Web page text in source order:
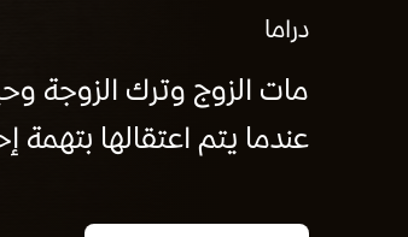
دراما
مات الزوج وترك الزوجة
عندما يتم اعتقالها